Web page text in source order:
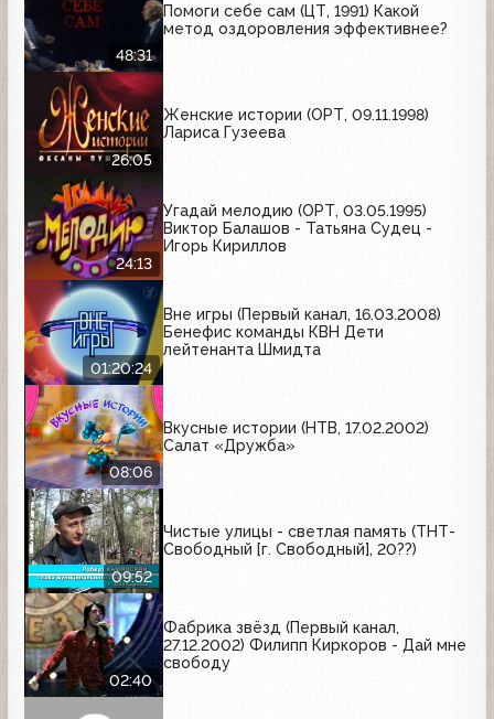
48:31
Помоги себе сам (ЦТ, 1991) Какой
метод оздоровления эффективнее?
26:05
Женские истории (ОРТ, 09.11.1998)
Лариса Гузеева
24:13
Угадай мелодию (ОРТ, 03.05.1995)
Виктор Балашов - Татьяна Судец -
Игорь Кириллов
01:20:24
Вне игры (Первый канал, 16.03.2008)
Бенефис команды КВН Дети
лейтенанта Шмидта
08:06
Вкусные истории (НТВ, 17.02.2002)
Салат «Дружба»
09:52
Чистые улицы - светлая память (ТНТ-
Свободный [г. Свободный], 20??)
02:40
Фабрика звёзд (Первый канал,
27.12.2002) Филипп Киркоров - Дай мне
свободу